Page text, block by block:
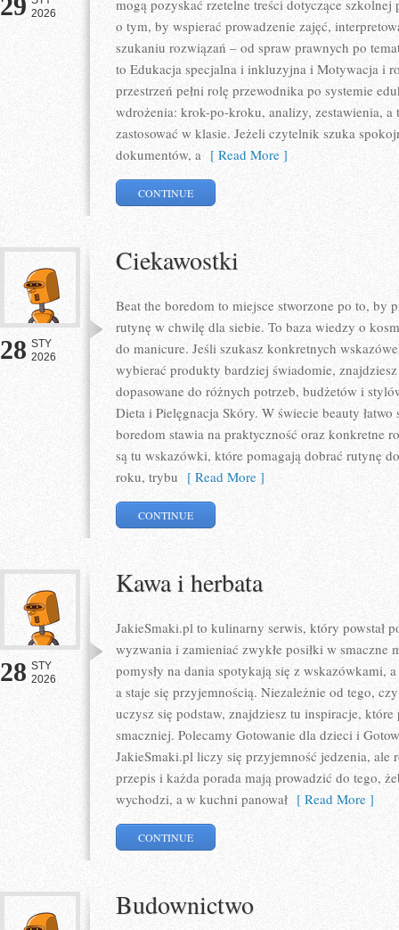
2026
mogą pozyskać rzetelne treści dotyczące
o tym, by wspierać prowadzenie zajęć,
szukaniu rozwiązań – od spraw prawnych po
to Edukacja specjalna i inkluzyjna i Motywacja i
przestrzeń pełni rolę przewodnika po systemie
wdrożenia: krok-po-kroku, analizy, zestawienia, a
zastosować w klasie. Jeżeli czytelnik szuka
dokumentów, a [ Read More ]
CONTINUE
28 STY
2026
Ciekawostki
Beat the boredom to miejsce stworzone po to, by
rutynę w chwilę dla siebie. To baza wiedzy o
do manicure. Jeśli szukasz konkretnych
wybierać produkty bardziej świadomie,
dopasowane do różnych potrzeb, budżetów i
Dieta i Pielęgnacja Skóry. W świecie beauty
boredom stawia na praktyczność oraz konkretne
są tu wskazówki, które pomagają dobrać rutynę
roku, trybu [ Read More ]
CONTINUE
28 STY
2026
Kawa i herbata
JakieSmaki.pl to kulinarny serwis, który powstał
wyzwania i zamieniać zwykłe posiłki w smaczne
pomysły na dania spotykają się z wskazówkami,
a staje się przyjemnością. Niezależnie od tego,
uczysz się podstaw, znajdziesz tu inspiracje,
smaczniej. Polecamy Gotowanie dla dzieci i
JakieSmaki.pl liczy się przyjemność jedzenia, ale
przepis i każda porada mają prowadzić do tego,
wychodzi, a w kuchni panował [ Read More ]
CONTINUE
Budownictwo